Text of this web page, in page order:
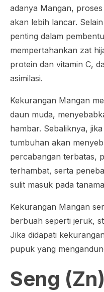
adanya Mangan,
akan lebih lancar.
penting dalam
mempertahankan zat
protein dan vitamin C,
asimilasi.
Kekurangan Mangan
daun muda,
hambar. Sebaliknya,
tumbuhan akan
percabangan terbatas,
terhambat, serta
sulit masuk pada
Kekurangan Mangan
berbuah seperti jeruk,
Jika didapati
pupuk yang
Seng (Zn)